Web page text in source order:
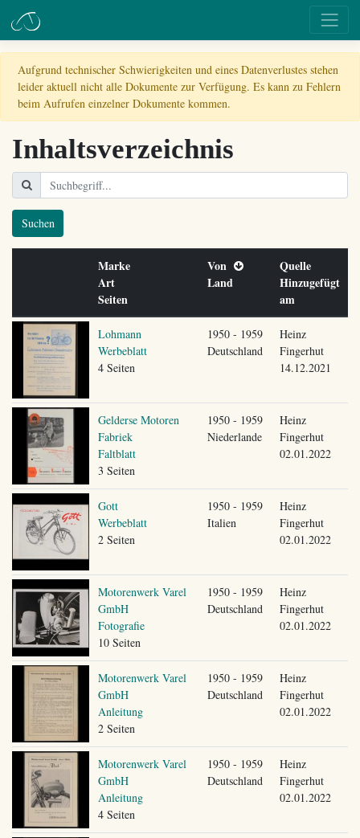
Aufgrund technischer Schwierigkeiten und eines Datenverlustes stehen
leider aktuell nicht alle Dokumente zur Verfügung. Es kann zu Fehlern
beim Aufrufen einzelner Dokumente kommen.
Inhaltsverzeichnis
Suchen
Marke
Art
Seiten
Von
Land
Quelle
Hinzugefügt
am
Lohmann
Werbeblatt
4 Seiten
1950 - 1959
Deutschland
Heinz
Fingerhut
14.12.2021
Gelderse Motoren
Fabriek
Faltblatt
3 Seiten
1950 - 1959
Niederlande
Heinz
Fingerhut
02.01.2022
Gott
Werbeblatt
2 Seiten
1950 - 1959
Italien
Heinz
Fingerhut
02.01.2022
Motorenwerk Varel
GmbH
Fotografie
10 Seiten
1950 - 1959
Deutschland
Heinz
Fingerhut
02.01.2022
Motorenwerk Varel
GmbH
Anleitung
2 Seiten
1950 - 1959
Deutschland
Heinz
Fingerhut
02.01.2022
Motorenwerk Varel
GmbH
Anleitung
4 Seiten
1950 - 1959
Deutschland
Heinz
Fingerhut
02.01.2022